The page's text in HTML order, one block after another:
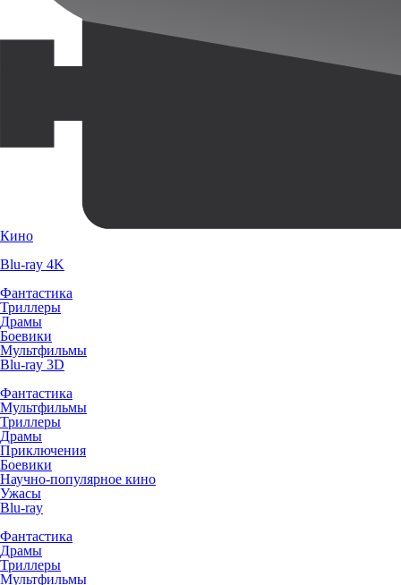
Кино
Blu-ray 4K
Фантастика
Триллеры
Драмы
Боевики
Мультфильмы
Blu-ray 3D
Фантастика
Мультфильмы
Триллеры
Драмы
Приключения
Боевики
Научно-популярное кино
Ужасы
Blu-ray
Фантастика
Драмы
Триллеры
Мультфильмы